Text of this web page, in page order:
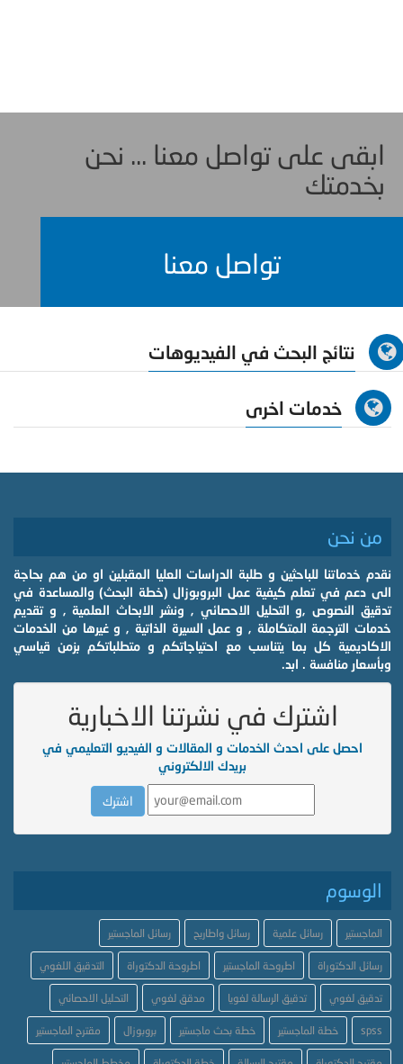
ابقى على تواصل معنا ... نحن
بخدمتك
تواصل معنا
نتائج البحث في الفيديوهات
خدمات اخرى
من نحن
نقدم خدماتنا للباحثين و طلبة الدراسات العليا المقبلين او من هم بحاجة
الى دعم في تعلم كيفية عمل البروبوزال (خطة البحث) والمساعدة في
تدقيق النصوص ,و التحليل الاحصائي , ونشر الابحاث العلمية , و تقديم
خدمات الترجمة المتكاملة , و عمل السيرة الذاتية , و غيرها من الخدمات
الاكاديمية كل بما يتناسب مع احتياجاتكم و متطلباتكم بزمن قياسي
وبأسعار منافسة . ابد.
اشترك في نشرتنا الاخبارية
احصل على احدث الخدمات و المقالات و الفيديو التعليمي في
بريدك الالكتروني
الوسوم
الماجستير رسائل علمية رسائل واطاريح رسائل الماجستير
رسائل الدكتوراة اطروحة الماجستير اطروحة الدكتوراة التدقيق اللغوي
تدقيق لغوي تدقيق الرسالة لغويا مدقق لغوي التحليل الاحصائي
spss خطة الماجستير خطة بحث ماجستير بروبوزال مقترح الماجستير